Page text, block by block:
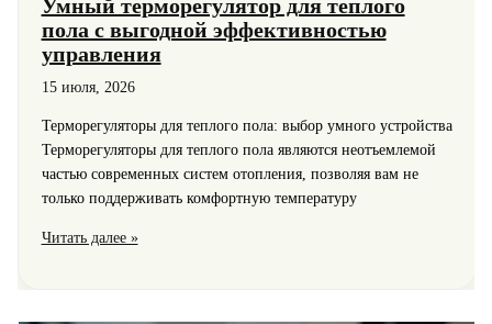
Умный терморегулятор для теплого
пола с выгодной эффективностью
управления
15 июля, 2026
Терморегуляторы для теплого пола: выбор умного устройства
Терморегуляторы для теплого пола являются неотъемлемой
частью современных систем отопления, позволяя вам не
только поддерживать комфортную температуру
Умный
Читать далее »